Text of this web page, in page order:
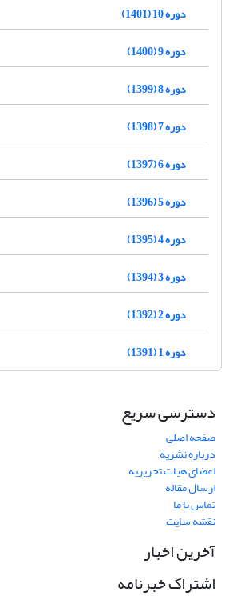
دوره 10 (1401)
دوره 9 (1400)
دوره 8 (1399)
دوره 7 (1398)
دوره 6 (1397)
دوره 5 (1396)
دوره 4 (1395)
دوره 3 (1394)
دوره 2 (1392)
دوره 1 (1391)
دسترسی سریع
صفحه اصلی
درباره نشریه
اعضای هیات تحریریه
ارسال مقاله
تماس با ما
نقشه سایت
آخرین اخبار
اشتراک خبرنامه